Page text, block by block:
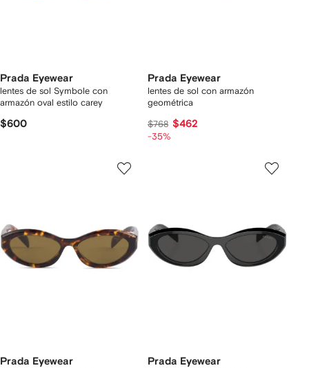
Prada Eyewear
lentes de sol Symbole con
armazón oval estilo carey
$600
Prada Eyewear
lentes de sol con armazón
geométrica
$768 $462
-35%
Prada Eyewear Prada Eyewear